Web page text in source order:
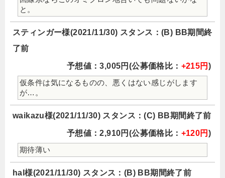
と。
スティンガー様(2021/11/30) スタンス：(B) BB期間終
了前
予想値：3,005円(公募価格比： +215円 )
仮条件は気になるものの、悪くはない感じがします
が…。
waikazu様(2021/11/30) スタンス：(C) BB期間終了前
予想値：2,910円(公募価格比： +120円 )
期待薄い
hal様(2021/11/30) スタンス：(B) BB期間終了前